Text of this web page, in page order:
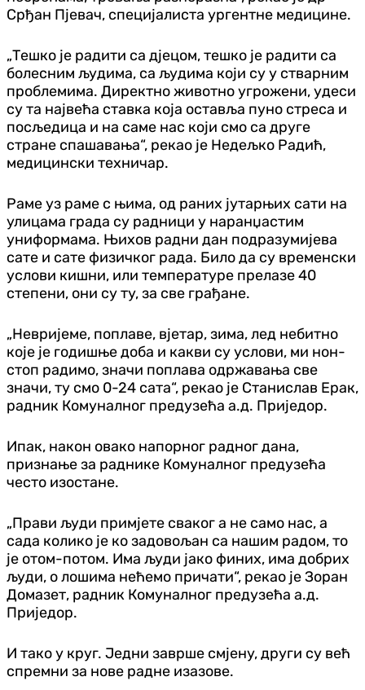
Срђан Пјевач, специјалиста ургентне медицине.
„Тешко је радити са дјецом, тешко је радити са
болесним људима, са људима који су у стварним
проблемима. Директно животно угрожени, удеси
су та највећа ставка која оставља пуно стреса и
посљедица и на саме нас који смо са друге
стране спашавања“, рекао је Недељко Радић,
медицински техничар.
Раме уз раме с њима, од раних јутарњих сати на
улицама града су радници у наранџастим
униформама. Њихов радни дан подразумијева
сате и сате физичког рада. Било да су временски
услови кишни, или температуре прелазе 40
степени, они су ту, за све грађане.
„Невријеме, поплаве, вјетар, зима, лед небитно
које је годишње доба и какви су услови, ми нон-
стоп радимо, значи поплава одржавања све
значи, ту смо 0-24 сата“, рекао је Станислав Ерак,
радник Комуналног предузећа а.д. Приједор.
Ипак, након овако напорног радног дана,
признање за раднике Комуналног предузећа
често изостане.
„Прави људи примјете сваког а не само нас, а
сада колико је ко задовољан са нашим радом, то
је отом-потом. Има људи јако финих, има добрих
људи, о лошима нећемо причати“, рекао је Зоран
Домазет, радник Комуналног предузећа а.д.
Приједор.
И тако у круг. Једни заврше смјену, други су већ
спремни за нове радне изазове.